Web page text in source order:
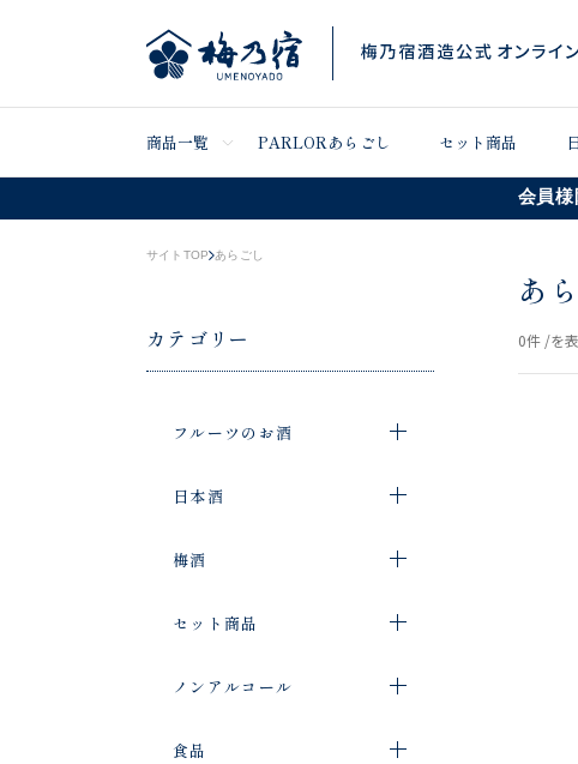
商品一覧 PARLORあらごし セット商品
会員様
サイトTOP あらごし
カテゴリー
フルーツのお酒
日本酒
梅酒
セット商品
ノンアルコール
食品
あ
0件 /を